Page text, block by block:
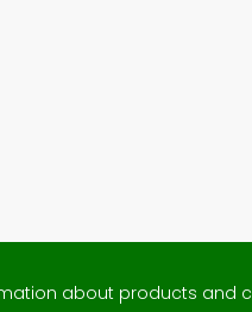
about products and